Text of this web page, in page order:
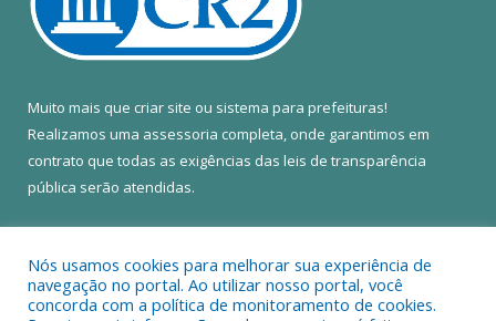
Muito mais que criar site ou sistema para prefeituras!
Realizamos uma assessoria completa, onde garantimos em
contrato que todas as exigências das leis de transparência
pública serão atendidas.
Nós usamos cookies para melhorar sua experiência de
navegação no portal. Ao utilizar nosso portal, você
concorda com a política de monitoramento de cookies.